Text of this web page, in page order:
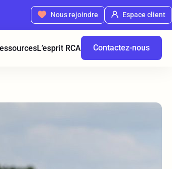
Nous rejoindre Espace client
L’esprit RCA Contactez-nous